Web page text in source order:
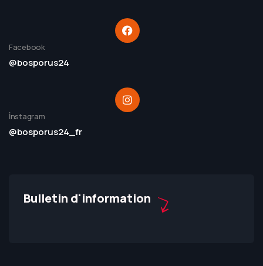
Facebook
@bosporus24
İnstagram
@bosporus24_fr
Bulletin d'information